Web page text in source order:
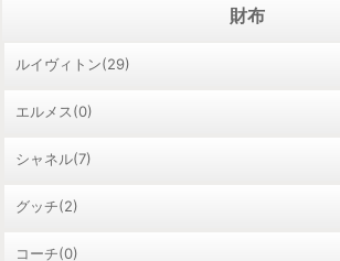
財布
ルイヴィトン(29)
エルメス(0)
シャネル(7)
グッチ(2)
コーチ(0)